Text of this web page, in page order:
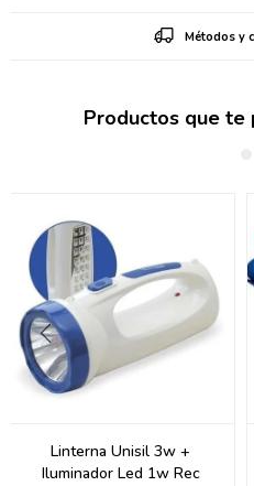
Métodos y
Productos que te
Linterna Unisil 3w +
Iluminador Led 1w Rec